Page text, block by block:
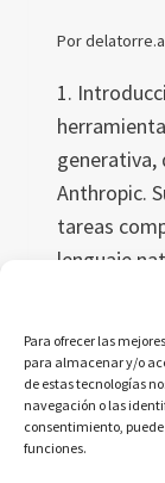
Para ofrecer las
para almacenar y/o
de estas tecnologías
navegación o las
consentimiento,
funciones.
Por
1.
generativa,
Anthropic.
tareas
lenguaje
distingue
conocido
LEER MÁS